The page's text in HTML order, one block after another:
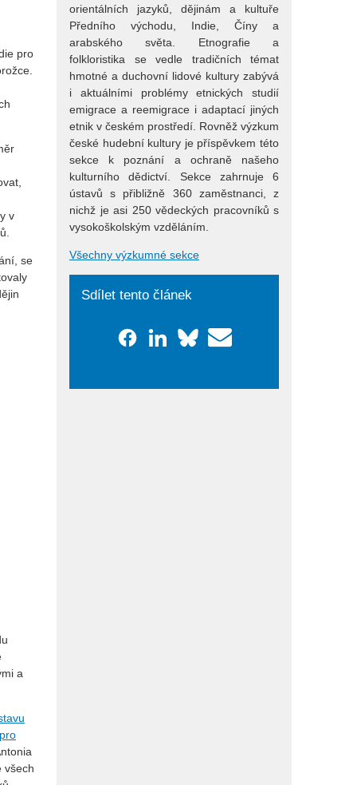
pro
v
se
a
všech
orientálních jazyků, dějinám a kultuře
Předního východu, Indie, Číny a
arabského světa. Etnografie a
folkloristika se vedle tradičních témat
hmotné a duchovní lidové kultury zabývá
i aktuálními problémy etnických studií
emigrace a reemigrace i adaptací jiných
etnik v českém prostředí. Rovněž výzkum
české hudební kultury je příspěvkem této
sekce k poznání a ochraně našeho
kulturního dědictví. Sekce zahrnuje 6
ústavů s přibližně 360 zaměstnanci, z
nichž je asi 250 vědeckých pracovníků s
vysokoškolským vzděláním.
Všechny výzkumné sekce
Sdílet tento článek